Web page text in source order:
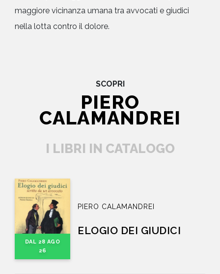
maggiore vicinanza umana tra avvocati e giudici
nella lotta contro il dolore.
SCOPRI
PIERO
CALAMANDREI
I LIBRI IN CATALOGO
DAL 28 AGO
26
PIERO CALAMANDREI
ELOGIO DEI GIUDICI